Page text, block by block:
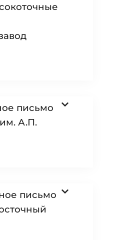
письмо
А.П.
письмо